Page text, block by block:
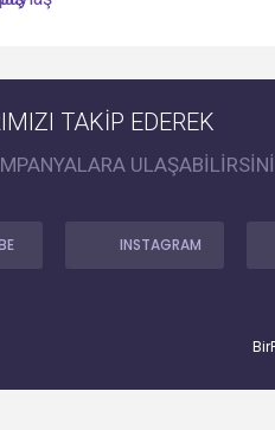
TAKİP EDEREK
INSTAGRAM